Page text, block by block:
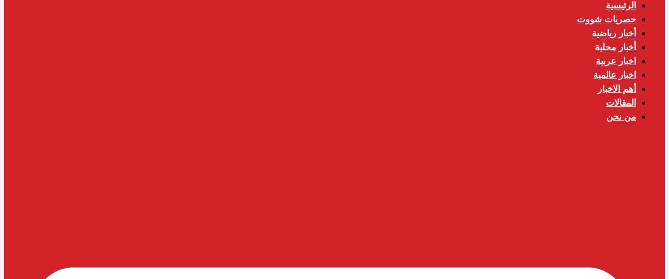
الرئيسية
حصريات شووت
أخبار رياضية
أخبار محلية
اخبار عربية
اخبار عالمية
أهم الاخبار
المقالات
من نحن